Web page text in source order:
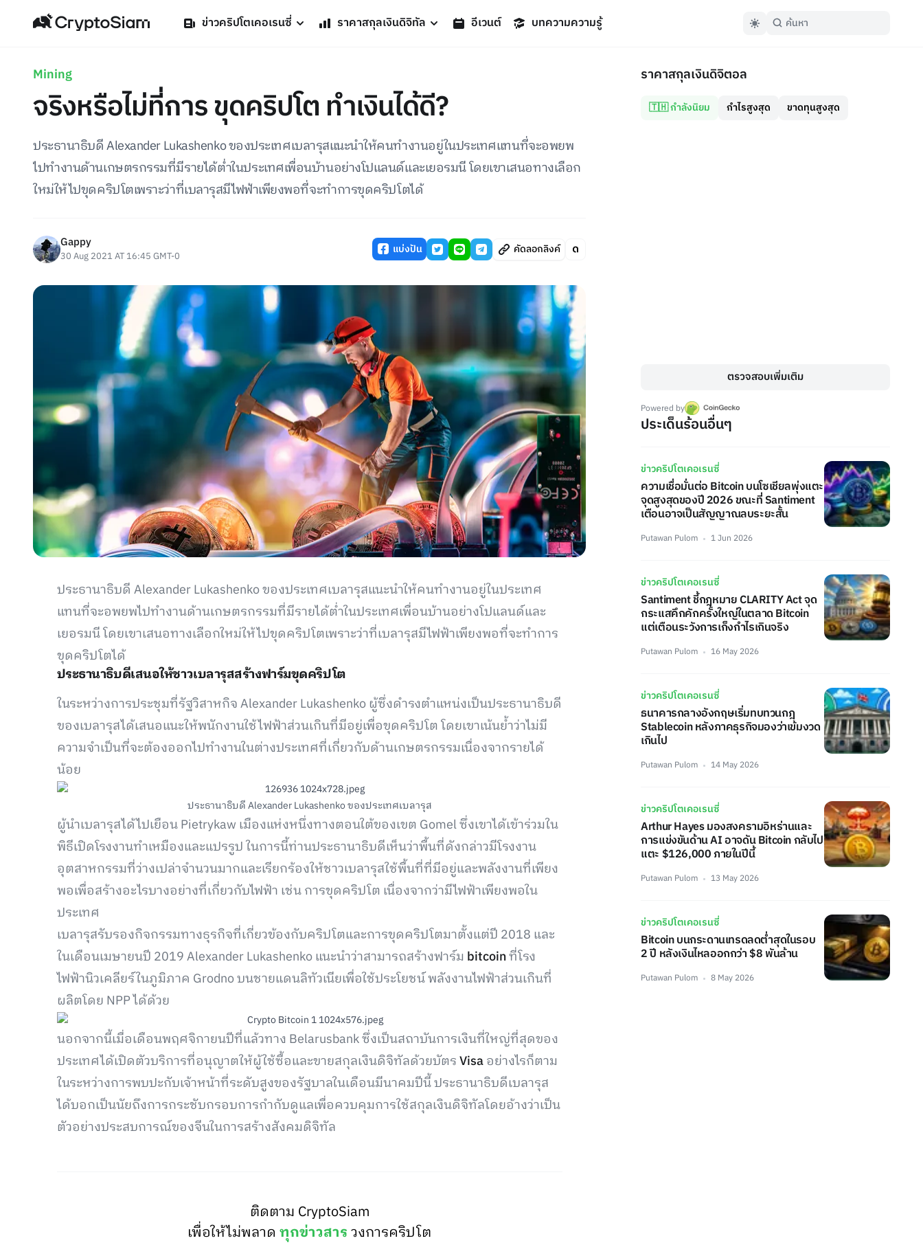
ข่าวคริปโตเคอเรนซี่ ราคาสกุลเงินดิจิทัล อีเวนต์ บทความความรู้
Mining
จริงหรือไม่ที่การ ขุดคริปโต ทำเงินได้ดี?
ประธานาธิบดี Alexander Lukashenko ของประเทศเบลารุสแนะนำให้คนทำงานอยู่ในประเทศแทนที่จะอพยพ
ไปทำงานด้านเกษตรกรรมที่มีรายได้ต่ำในประเทศเพื่อนบ้านอย่างโปแลนด์และเยอรมนี โดยเขาเสนอทางเลือก
ใหม่ให้ไปขุดคริปโตเพราะว่าที่เบลารุสมีไฟฟ้าเพียงพอที่จะทำการขุดคริปโตได้
Gappy
30 Aug 2021 AT 16:45 GMT-0 แบ่งปัน คัดลอกลิงค์
ประธานาธิบดี Alexander Lukashenko ของประเทศเบลารุสแนะนำให้คนทำงานอยู่ในประเทศ
แทนที่จะอพยพไปทำงานด้านเกษตรกรรมที่มีรายได้ต่ำในประเทศเพื่อนบ้านอย่างโปแลนด์และ
เยอรมนี โดยเขาเสนอทางเลือกใหม่ให้ไปขุดคริปโตเพราะว่าที่เบลารุสมีไฟฟ้าเพียงพอที่จะทำการ
ขุดคริปโตได้
ประธานาธิบดีเสนอให้ชาวเบลารุสสร้างฟาร์มขุดคริปโต
ในระหว่างการประชุมที่รัฐวิสาหกิจ Alexander Lukashenko ผู้ซึ่งดำรงตำแหน่งเป็นประธานาธิบดี
ของเบลารุสได้เสนอแนะให้พนักงานใช้ไฟฟ้าส่วนเกินที่มีอยู่เพื่อขุดคริปโต โดยเขาเน้นย้ำว่าไม่มี
ความจำเป็นที่จะต้องออกไปทำงานในต่างประเทศที่เกี่ยวกับด้านเกษตรกรรมเนื่องจากรายได้
น้อย
ประธานาธิบดี Alexander Lukashenko ของประเทศเบลารุส
ผู้นำเบลารุสได้ไปเยือน Pietrykaw เมืองแห่งหนึ่งทางตอนใต้ของเขต Gomel ซึ่งเขาได้เข้าร่วมใน
พิธีเปิดโรงงานทำเหมืองและแปรรูป ในการนี้ท่านประธานาธิบดีเห็นว่าพื้นที่ดังกล่าวมีโรงงาน
อุตสาหกรรมที่ว่างเปล่าจำนวนมากและเรียกร้องให้ชาวเบลารุสใช้พื้นที่ที่มีอยู่และพลังงานที่เพียง
พอเพื่อสร้างอะไรบางอย่างที่เกี่ยวกับไฟฟ้า เช่น การขุดคริปโต เนื่องจากว่ามีไฟฟ้าเพียงพอใน
ประเทศ
เบลารุสรับรองกิจกรรมทางธุรกิจที่เกี่ยวข้องกับคริปโตและการขุดคริปโตมาตั้งแต่ปี 2018 และ
ในเดือนเมษายนปี 2019 Alexander Lukashenko แนะนำว่าสามารถสร้างฟาร์ม bitcoinที่โรง
ไฟฟ้านิวเคลียร์ในภูมิภาค Grodno บนชายแดนลิทัวเนียเพื่อใช้ประโยชน์ พลังงานไฟฟ้าส่วนเกินที่
ผลิตโดย NPP ได้ด้วย
นอกจากนี้เมื่อเดือนพฤศจิกายนปีที่แล้วทาง Belarusbank ซึ่งเป็นสถาบันการเงินที่ใหญ่ที่สุดของ
ประเทศได้เปิดตัวบริการที่อนุญาตให้ผู้ใช้ซื้อและขายสกุลเงินดิจิทัลด้วยบัตรVisaอย่างไรก็ตาม
ในระหว่างการพบปะกับเจ้าหน้าที่ระดับสูงของรัฐบาลในเดือนมีนาคมปีนี้ ประธานาธิบดีเบลารุส
ได้บอกเป็นนัยถึงการกระชับกรอบการกำกับดูแลเพื่อควบคุมการใช้สกุลเงินดิจิทัลโดยอ้างว่าเป็น
ตัวอย่างประสบการณ์ของจีนในการสร้างสังคมดิจิทัล
ติดตาม CryptoSiam
เพื่อให้ไม่พลาดทุกข่าวสารวงการคริปโต
ราคาสกุลเงินดิจิตอล
🇹🇭 กำลังนิยม กำไรสูงสุด ขาดทุนสูงสุด
ตรวจสอบเพิ่มเติม
Powered by
ประเด็นร้อนอื่นๆ
ข่าวคริปโตเคอเรนซี่
ความเชื่อมั่นต่อ Bitcoin บนโซเชียลพุ่งแตะ
จุดสูงสุดของปี 2026 ขณะที่ Santiment
เตือนอาจเป็นสัญญาณลบระยะสั้น
Putawan Pulom 1 Jun 2026
ข่าวคริปโตเคอเรนซี่
Santiment ชี้กฎหมาย CLARITY Act จุด
กระแสคึกคักครั้งใหญ่ในตลาด Bitcoin
แต่เตือนระวังการเก็งกำไรเกินจริง
Putawan Pulom 16 May 2026
ข่าวคริปโตเคอเรนซี่
ธนาคารกลางอังกฤษเริ่มทบทวนกฎ
Stablecoin หลังภาคธุรกิจมองว่าเข้มงวด
เกินไป
Putawan Pulom 14 May 2026
ข่าวคริปโตเคอเรนซี่
Arthur Hayes มองสงครามอิหร่านและ
การแข่งขันด้าน AI อาจดัน Bitcoin กลับไป
แตะ $126,000 ภายในปีนี้
Putawan Pulom 13 May 2026
ข่าวคริปโตเคอเรนซี่
Bitcoin บนกระดานเทรดลดต่ำสุดในรอบ
2 ปี หลังเงินไหลออกกว่า $8 พันล้าน
Putawan Pulom 8 May 2026